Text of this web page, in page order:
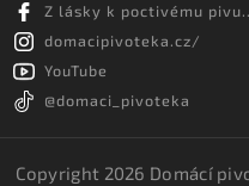
Z lásky k poctivému
domacipivoteka.cz/
YouTube
@domaci_pivoteka
Copyright 2026 Domácí